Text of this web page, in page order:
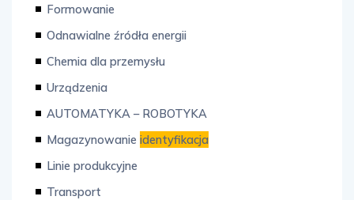
Formowanie
Odnawialne źródła energii
Chemia dla przemysłu
Urządzenia
AUTOMATYKA – ROBOTYKA
Magazynowanie identyfikacja
Linie produkcyjne
Transport